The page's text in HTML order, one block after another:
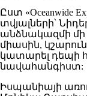
Ըստ «Oceanwide
տվյալների՝
անձնակազմի մի
միասին,
կատարել դեպի
նավահանգիստ:
Իսպանիայի